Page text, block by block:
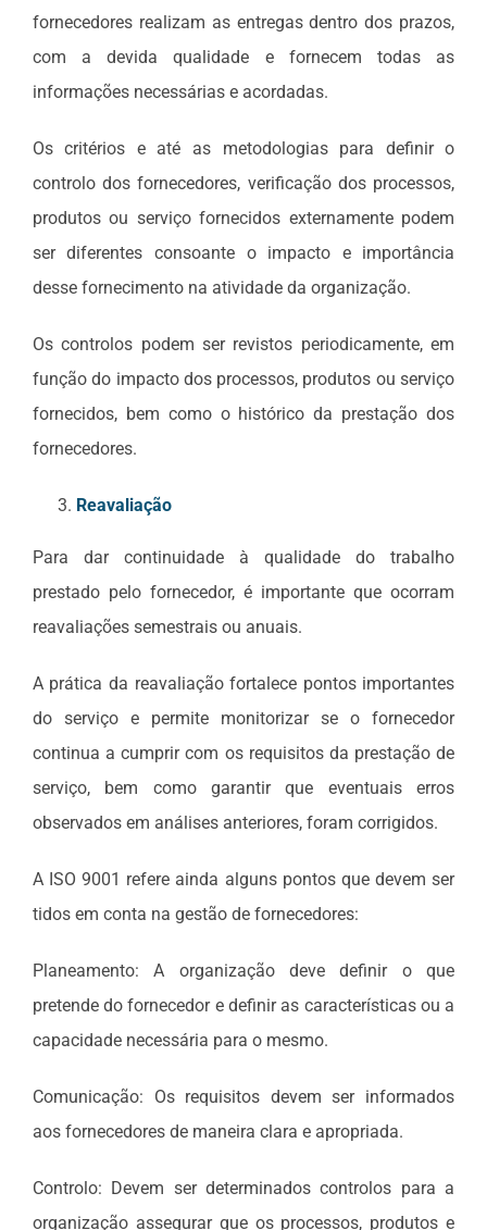
fornecedores realizam as entregas dentro dos prazos,
com a devida qualidade e fornecem todas as
informações necessárias e acordadas.
Os critérios e até as metodologias para definir o
controlo dos fornecedores, verificação dos processos,
produtos ou serviço fornecidos externamente podem
ser diferentes consoante o impacto e importância
desse fornecimento na atividade da organização.
Os controlos podem ser revistos periodicamente, em
função do impacto dos processos, produtos ou serviço
fornecidos, bem como o histórico da prestação dos
fornecedores.
Reavaliação
Para dar continuidade à qualidade do trabalho
prestado pelo fornecedor, é importante que ocorram
reavaliações semestrais ou anuais.
A prática da reavaliação fortalece pontos importantes
do serviço e permite monitorizar se o fornecedor
continua a cumprir com os requisitos da prestação de
serviço, bem como garantir que eventuais erros
observados em análises anteriores, foram corrigidos.
A ISO 9001 refere ainda alguns pontos que devem ser
tidos em conta na gestão de fornecedores:
Planeamento: A organização deve definir o que
pretende do fornecedor e definir as características ou a
capacidade necessária para o mesmo.
Comunicação: Os requisitos devem ser informados
aos fornecedores de maneira clara e apropriada.
Controlo: Devem ser determinados controlos para a
organização assegurar que os processos, produtos e